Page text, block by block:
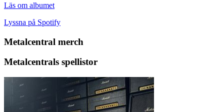
Läs om albumet
Lyssna på Spotify
Metalcentral merch
Metalcentrals spellistor